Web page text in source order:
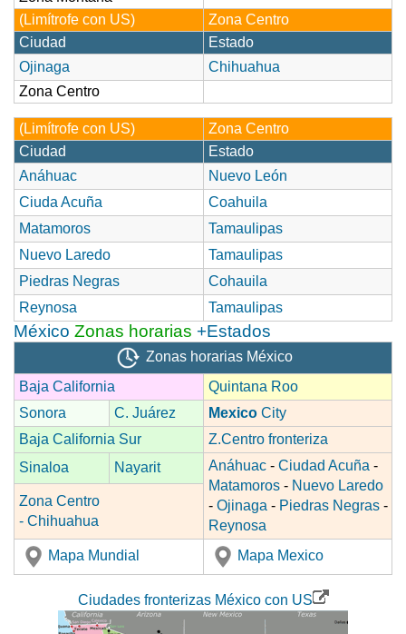
(Limítrofe con US)
Zona Centro
Ciudad
Estado
Ojinaga
Chihuahua
Zona Centro
(Limítrofe con US)
Zona Centro
Ciudad
Estado
Anáhuac
Nuevo León
Ciuda Acuña
Coahuila
Matamoros
Tamaulipas
Nuevo Laredo
Tamaulipas
Piedras Negras
Cohauila
Reynosa
Tamaulipas
México Zonas horarias +Estados
Zonas horarias México
Baja California
Quintana Roo
Sonora
C. Juárez Mexico City
Baja California Sur
Z.Centro fronteriza
Sinaloa
Nayarit Anáhuac - Ciudad Acuña -
Matamoros - Nuevo Laredo
- Ojinaga - Piedras Negras -
Reynosa
Zona Centro
- Chihuahua
Mapa Mundial Mapa Mexico
Ciudades fronterizas México con US